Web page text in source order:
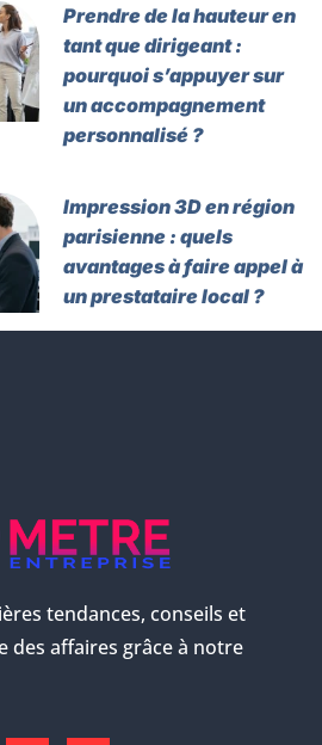
Prendre de la hauteur en
tant que dirigeant :
pourquoi s’appuyer sur
un accompagnement
personnalisé ?
Impression 3D en région
parisienne : quels
avantages à faire appel à
un prestataire local ?
tendances, conseils et
des affaires grâce à notre